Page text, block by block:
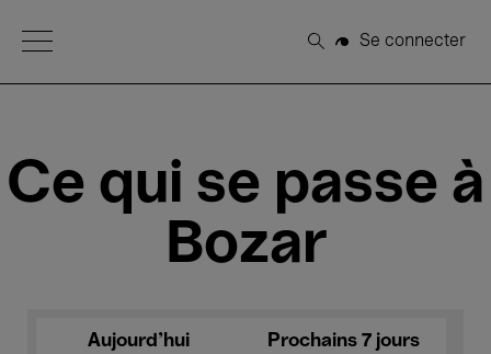
Open Menu
Rechercher
Se connecter
Ce qui se passe à
Bozar
Aujourd'hui Prochains 7 jours